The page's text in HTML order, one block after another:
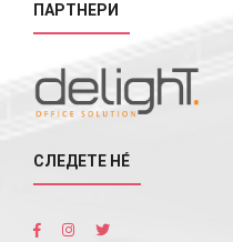
ПАРТНЕРИ
СЛЕДЕТЕ НÉ